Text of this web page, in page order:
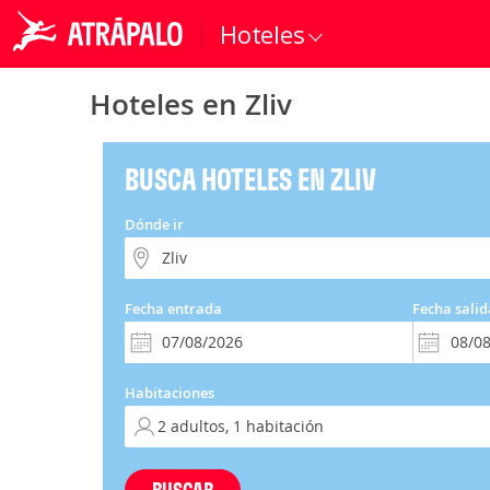
Hoteles
Hoteles en Zliv
BUSCA HOTELES EN ZLIV
Dónde ir
Fecha entrada Fecha
Habitaciones